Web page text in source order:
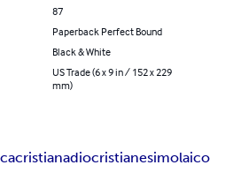
87
Paperback Perfect Bound
Black & White
US Trade (6 x 9 in / 152 x 229
mm)
cristianadiocristianesimolaico